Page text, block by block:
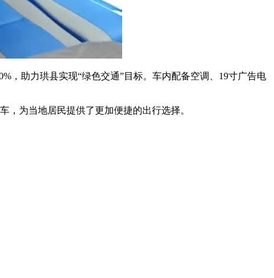
，助力珙县实现“绿色交通”目标。车内配备空调、19寸广告电
为当地居民提供了更加便捷的出行选择。